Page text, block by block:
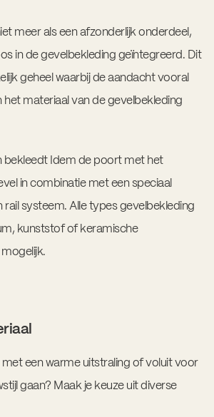
meer als een afzonderlijk onderdeel,
in de gevelbekleding geïntegreerd. Dit
geheel waarbij de aandacht vooral
materiaal van de gevelbekleding
bekleedt Idem de poort met het
in combinatie met een speciaal
systeem. Alle types gevelbekleding
kunststof of keramische
een warme uitstraling of voluit voor
gaan? Maak je keuze uit diverse